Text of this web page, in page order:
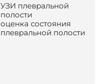
УЗИ плевральной
полости
оценка состояния
плевральной полости